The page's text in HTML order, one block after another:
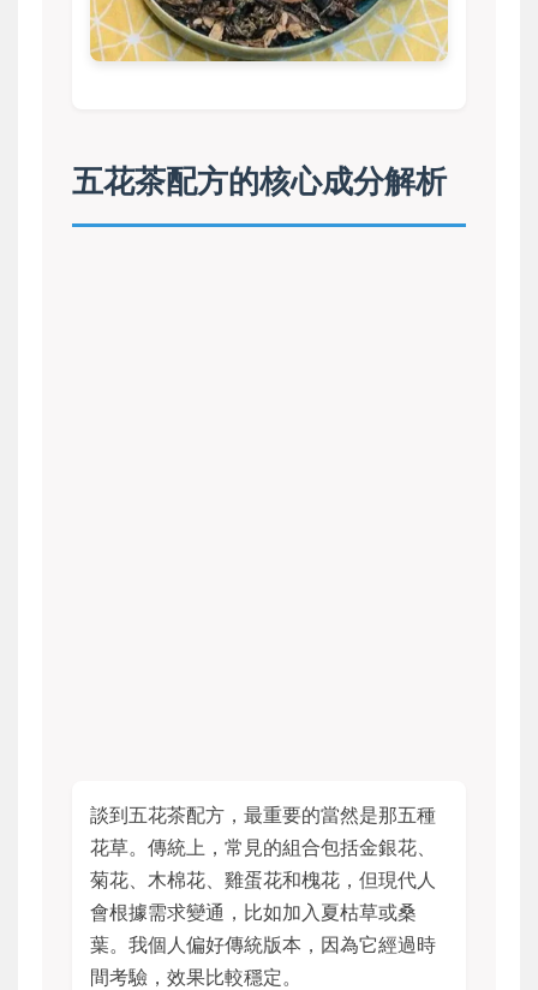
五花茶配方的核心成分解析
談到五花茶配方，最重要的當然是那五種
花草。傳統上，常見的組合包括金銀花、
菊花、木棉花、雞蛋花和槐花，但現代人
會根據需求變通，比如加入夏枯草或桑
葉。我個人偏好傳統版本，因為它經過時
間考驗，效果比較穩定。